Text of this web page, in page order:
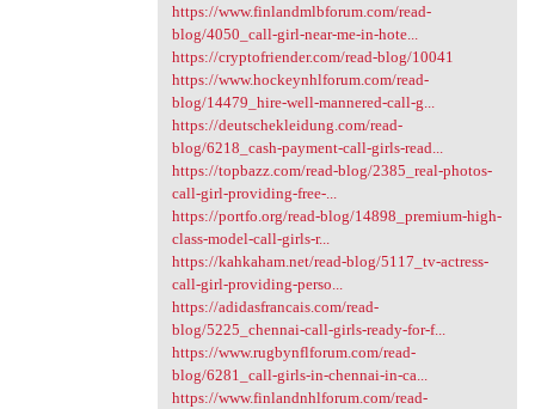
https://www.finlandmlbforum.com/read-
blog/4050_call-girl-near-me-in-hote...
https://cryptofriender.com/read-blog/10041
https://www.hockeynhlforum.com/read-
blog/14479_hire-well-mannered-call-g...
https://deutschekleidung.com/read-
blog/6218_cash-payment-call-girls-read...
https://topbazz.com/read-blog/2385_real-photos-
call-girl-providing-free-...
https://portfo.org/read-blog/14898_premium-high-
class-model-call-girls-r...
https://kahkaham.net/read-blog/5117_tv-actress-
call-girl-providing-perso...
https://adidasfrancais.com/read-
blog/5225_chennai-call-girls-ready-for-f...
https://www.rugbynflforum.com/read-
blog/6281_call-girls-in-chennai-in-ca...
https://www.finlandnhlforum.com/read-